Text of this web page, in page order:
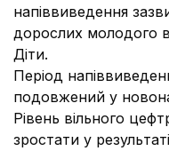
напіввиведення
дорослих молодого
Діти.
Період
подовжений у
Рівень вільного
зростати у